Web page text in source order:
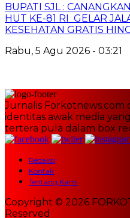
BUPATI SJL :
HUT KE-81 RI GELAR
KESEHATAN GRATIS
Rabu, 5 Agu 2026 - 03:21
Jurnalis Forkotnews.com
identitas awak media
tertera pula dalam box
Redaksi
Kontak
Tentang Kami
Copyright © 2026
Reserved